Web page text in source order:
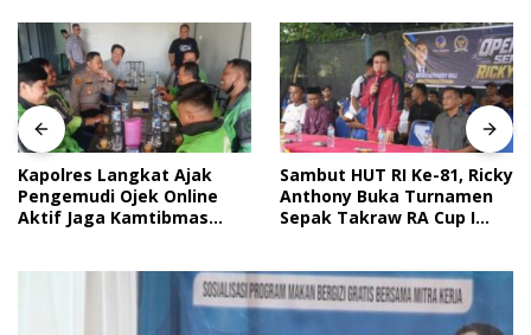
Kapolres Langkat Ajak
Pengemudi Ojek Online
Aktif Jaga Kamtibmas
Sambut HUT RI Ke-81, Ricky
Anthony Buka Turnamen
Sepak Takraw RA Cup I